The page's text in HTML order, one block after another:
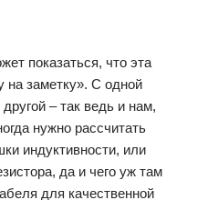
показаться, что эта
на заметку». С одной
– так ведь и нам,
нужно рассчитать
индуктивности, или
да и чего уж там
для качественной